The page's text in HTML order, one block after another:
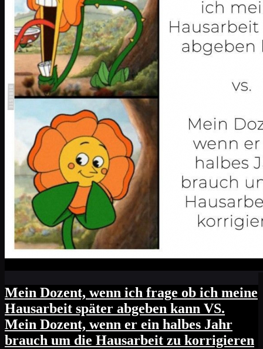
Mein Dozent, wenn ich frage ob ich meine
Hausarbeit später abgeben kann VS.
Mein Dozent, wenn er ein halbes Jahr
brauch um die Hausarbeit zu korrigieren